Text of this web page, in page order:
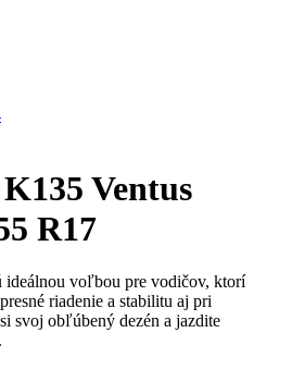
Ventus
R17
ideálnou voľbou pre vodičov, ktorí
riadenie a stabilitu aj pri
svoj obľúbený dezén a jazdite